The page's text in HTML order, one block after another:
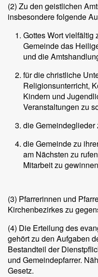
(2) Zu den geistlichen
insbesondere folgende
Gottes Wort vielfältig
Gemeinde das
und die
für die christliche
Religionsunterricht,
Kindern und
Veranstaltungen zu
die Gemeindeglieder
die Gemeinde zu
am Nächsten zu
Mitarbeit zu
(3) Pfarrerinnen und
Kirchenbezirkes zu
(4) Die Erteilung des
gehört zu den Aufgaben
Bestandteil der
und Gemeindepfarrer.
Gesetz.